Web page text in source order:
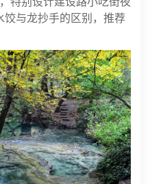
饺与龙抄手的区别，推荐